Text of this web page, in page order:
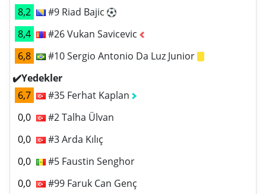
8,2
#9 Riad Bajic
8,4
#26 Vukan Savicevic
6,8
#10 Sergio Antonio Da Luz Junior
✔️Yedekler
6,7
#35 Ferhat Kaplan
0,0
#2 Talha Ülvan
0,0
#3 Arda Kılıç
0,0
#5 Faustin Senghor
0,0
#99 Faruk Can Genç